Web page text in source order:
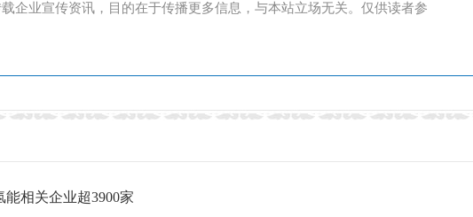
企业宣传资讯，目的在于传播更多信息，与本站立场无关。仅供读者参
相关企业超3900家